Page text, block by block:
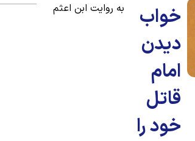
خواب
دیدن
امام
قاتل
خود را
به روایت ابن اعثم